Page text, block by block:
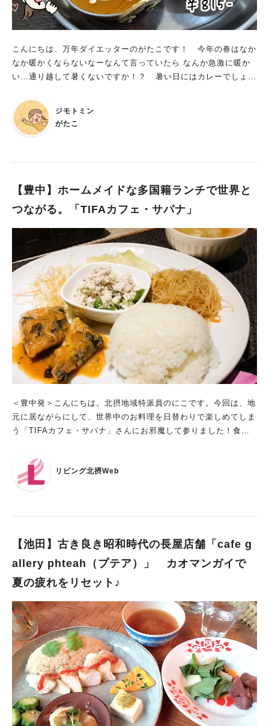
こんにちは、万年ダイエッターのがたこです！ 今年の春はなか
なか暖かくならないなーなんて言っていたら なんか急激に暖か
い…通り越して暑くないですか！？ 暑い日にはカレーでしょ！
日にもカレーなんだけどさ） もうすぐオープン3年！地域にす
っかり溶け込んでいるナマステタージマハル 目指したのは、
「ナマステタージマハル東豊中店」。 オープン当初に一度、平
たつもりでいたのに…時の流れ恐ろしい。。。 店内は、4人
インド・ネパール雑貨が並び、 インドカレー食べに来たぞ！っ
て気分を盛り上げてくれます。 インドカレー屋さんだからっ
て、外国人の店員さんがインド人とは限らないと何かで見たこと
がありますが （ネパールやパキスタンの方も多いとか）、 こち
らの店員さんもいずれか現地のご出身と思われます。優しい接客
が好印象。 ランチメニューも豊富で迷っちゃいます！ 辛さ
指定を「甘口」か「普通」かで悩んでいたら かの店員さんか
ら、「普通でも辛くないヨ？」と気の利いたアドバイスをいただ
けたので、 「普通」で注文しました。 「なんかすべてがちょ
うどいい」お子様セットで大人も子どももカレー満喫 待つこと
数分。 おいしそうなインドカレーが運ばれてきました〜 ナン
は焼きたて熱々！(しかもプレーンナンはおかわり自由) カレー
をたっぷりどぶどぶにつけて食べます。 お、お、おいしい～。
っぱりいつ食べてもおいしい。 そしてこのお子様セットに地味
に感嘆しました。 うまく言い表せないけど・・・なんかすべて
がちょうどいい。笑 これなら、子どもに合わせて本命じゃない
切なセットじゃないですか。 がたこ一家の来訪は、土曜日の
ランチタイム早めでしたが、 食べてる間に次々とお客さんが。
驚いたのは、みんな子連れ＆近所からふらっと歩いてきました感
ト」でした（ほらね、わかるわかる）。 がたこは久々の来訪に
たナマステタージマハル。 店員さんの優しい接客含め応援した
いお店のひとつ。 また次は、日を開けずに食べに行くぞー！
ジモトミン
がたこ
【豊中】ホームメイドな多国籍ランチで世界と
つながる。「TIFAカフェ・サパナ」
＜豊中発＞こんにちは。北摂地域特派員のにこです。今回は、地
元に居ながらにして、世界中のお料理を日替わりで楽しめてしま
う「TIFAカフェ・サパナ」さんにお邪魔して参りました！食文
運営を担っているのは、NPO法人「国際交流の会とよなか(TIF
A)」。市民による身近な国際交流・国際協力を目的に活動されて
います。「TIFAカフェ・サパナ」さんは、日本で暮らす外国人
ストワ」さんと同じ道沿いにあります。お店から比較的近所にお
料理をランチタイムに提供する「サパナ」さんの活動は、「食」
を楽しみながら国際交流のできる場として、ボランティア関係の
カレンダーを見ているだけで、世界を旅してる気分に浸れちゃい
ます♪2021年に隣の建物に移転された後は、2人掛けテーブル席
がメインのすっきりした配置となり、一人でも、テーブルを合わ
せてグループでも、よりランチを気軽に楽しめるようになりまし
た！出典：リビング北摂Web多国籍ランチは毎日違う「家庭の
味」！私がお邪魔した日は、タイ料理の日でした。お店のボード
やSNSでメニューを見ることもできます♪出典：リビング北摂W
ebこの日のメインは「魚カレー」。サバの切り身を使ったレッド
カレーで、とってもスパイシーなのに、ココナッツミルクの風味
リビング北摂Web
【池田】古き良き昭和時代の長屋店舗「cafe g
allery phteah（プテア）」 カオマンガイで
夏の疲れをリセット♪